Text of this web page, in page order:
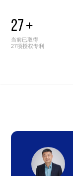
27+
当前已取得
27项授权专利